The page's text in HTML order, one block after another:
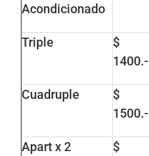
Acondicionado
Triple
$
1400.-
Cuadruple
$
1500.-
Apart x 2 $